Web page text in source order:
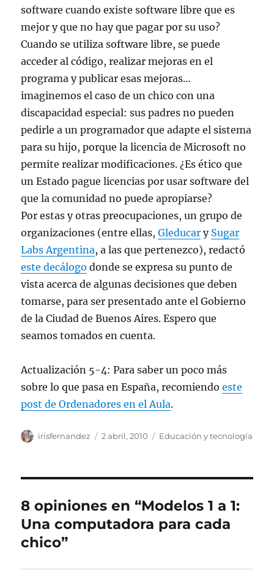
software cuando existe software libre que es
mejor y que no hay que pagar por su uso?
Cuando se utiliza software libre, se puede
acceder al código, realizar mejoras en el
programa y publicar esas mejoras…
imaginemos el caso de un chico con una
discapacidad especial: sus padres no pueden
pedirle a un programador que adapte el sistema
para su hijo, porque la licencia de Microsoft no
permite realizar modificaciones. ¿Es ético que
un Estado pague licencias por usar software del
que la comunidad no puede apropiarse?
Por estas y otras preocupaciones, un grupo de
organizaciones (entre ellas,Gleducar y Sugar
Labs Argentina, a las que pertenezco), redactó
este decálogo donde se expresa su punto de
vista acerca de algunas decisiones que deben
tomarse, para ser presentado ante el Gobierno
de la Ciudad de Buenos Aires. Espero que
seamos tomados en cuenta.
Actualización 5-4: Para saber un poco más
sobre lo que pasa en España, recomiendoeste
post de Ordenadores en el Aula.
Autor
irisfernandez
Publicado
2 abril, 2010 Categorías
Educación y tecnología
8 opiniones en “Modelos 1 a 1:
Una computadora para cada
chico”